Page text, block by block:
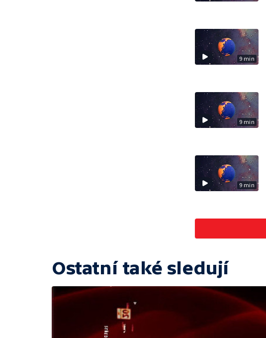
9 min
9 min
9 min
Ostatní také sledují